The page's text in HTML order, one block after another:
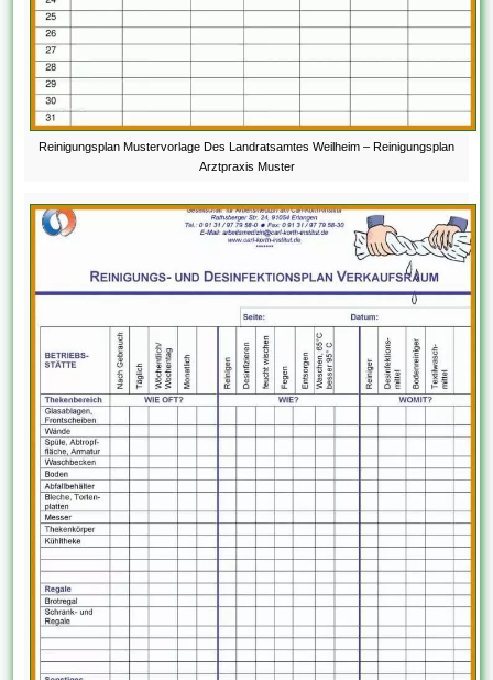
Reinigungsplan Mustervorlage Des Landratsamtes Weilheim – Reinigungsplan
Arztpraxis Muster